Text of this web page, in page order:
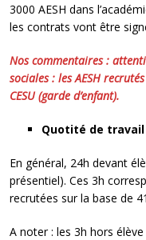
3000 AESH dans
les contrats vont être
Nos commentaires :
sociales : les AESH
CESU (garde d’enfant).
Quotité de travail
En général, 24h devant
présentiel). Ces 3h
recrutées sur la base de
A noter : les 3h hors